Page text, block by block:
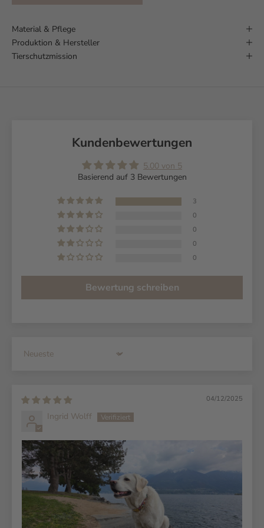
Material & Pflege
Produktion & Hersteller
Tierschutzmission
Kundenbewertungen
5.00 von 5
Basierend auf 3 Bewertungen
3
0
0
0
0
Bewertung schreiben
Sort by
04/12/2025
Ingrid Wolff